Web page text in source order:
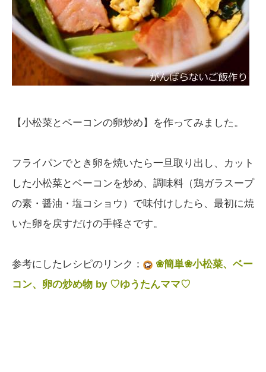
【小松菜とベーコンの卵炒め】を作ってみました。
フライパンでとき卵を焼いたら一旦取り出し、カット
した小松菜とベーコンを炒め、調味料（鶏ガラスープ
の素・醤油・塩コショウ）で味付けしたら、最初に焼
いた卵を戻すだけの手軽さです。
参考にしたレシピのリンク：
❀簡単❀小松菜、ベー
コン、卵の炒め物 by ♡ゆうたんママ♡